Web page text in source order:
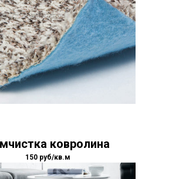
ковролина
150 руб/кв.м